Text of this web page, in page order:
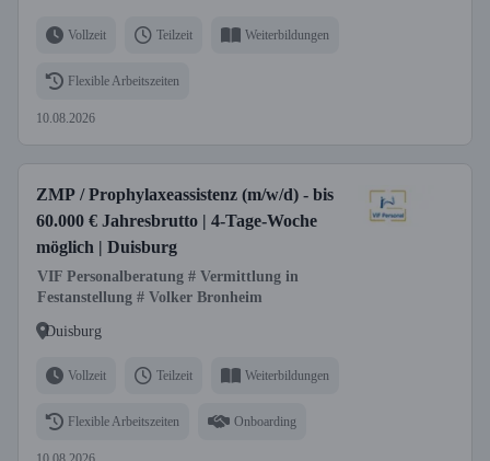
Vollzeit Teilzeit Weiterbildungen
Flexible Arbeitszeiten
10.08.2026
ZMP / Prophylaxeassistenz (m/w/d) - bis
60.000 € Jahresbrutto | 4-Tage-Woche
möglich | Duisburg
VIF Personalberatung # Vermittlung in
Festanstellung # Volker Bronheim
Duisburg
Vollzeit Teilzeit Weiterbildungen
Flexible Arbeitszeiten Onboarding